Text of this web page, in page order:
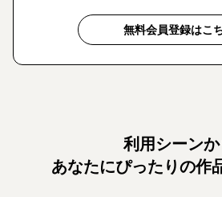
無料会員登録はこ
利用シーンか
あなたにぴったりの作